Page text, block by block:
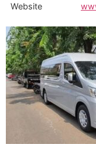
Website